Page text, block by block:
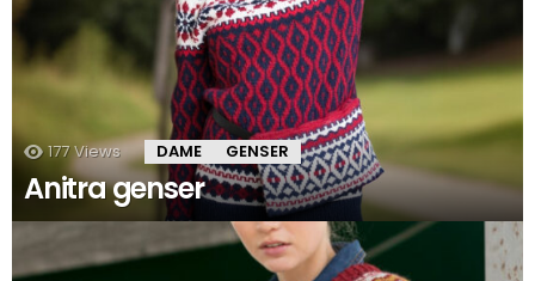
177 Views DAME GENSER
Anitra genser